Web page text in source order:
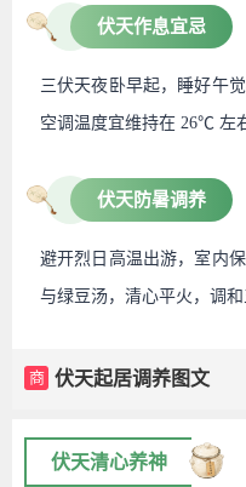
伏天作息宜忌
三伏天夜卧早起，睡好午
空调温度宜维持在 26℃ 左
伏天防暑调养
避开烈日高温出游，室内
与绿豆汤，清心平火，调和
商 伏天起居调养图文
伏天清心养神